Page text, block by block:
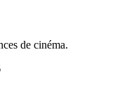
de cinéma.